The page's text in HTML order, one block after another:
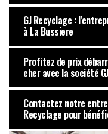
GJ Recyclage :
à La Bussiere
Profitez de prix
cher avec la société
Contactez notre
Recyclage pour